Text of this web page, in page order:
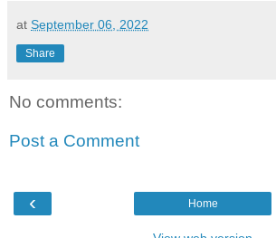
at September 06, 2022
Share
No comments:
Post a Comment
‹ Home